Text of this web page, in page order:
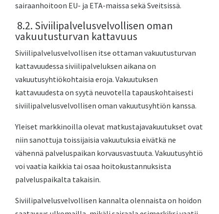
sairaanhoitoon EU- ja ETA-maissa sekä Sveitsissä.
8.2. Siviilipalvelusvelvollisen oman
vakuutusturvan kattavuus
Siviilipalvelusvelvollisen itse ottaman vakuutusturvan
kattavuudessa siviilipalveluksen aikana on
vakuutusyhtiökohtaisia eroja. Vakuutuksen
kattavuudesta on syytä neuvotella tapauskohtaisesti
siviilipalvelusvelvollisen oman vakuutusyhtiön kanssa.
Yleiset markkinoilla olevat matkustajavakuutukset ovat
niin sanottuja toissijaisia vakuutuksia eivätkä ne
vähennä palveluspaikan korvausvastuuta. Vakuutusyhtiö
voi vaatia kaikkia tai osaa hoitokustannuksista
palveluspaikalta takaisin.
Siviilipalvelusvelvollisen kannalta olennaista on hoidon